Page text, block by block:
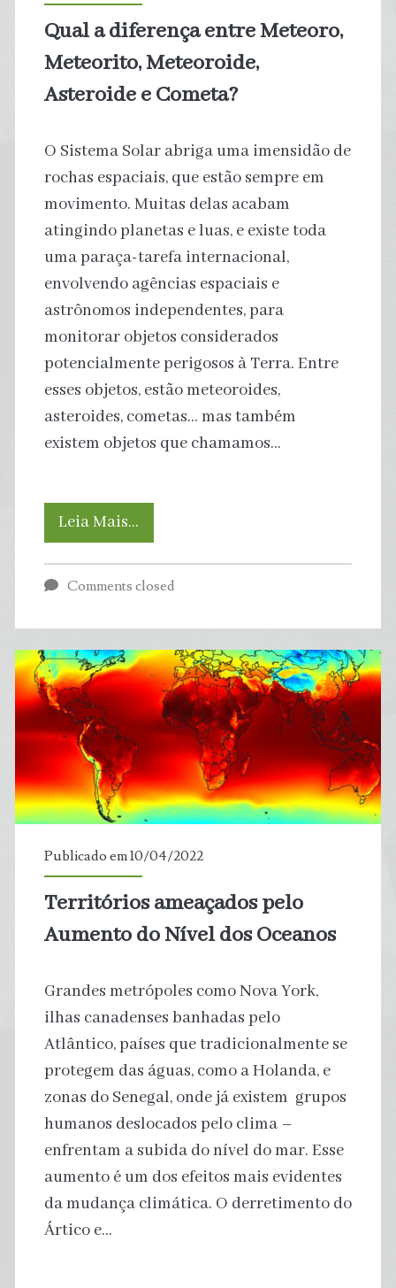
de
Qual a diferença entre Meteoro,
Meteorito, Meteoroide,
Asteroide e Cometa?
O Sistema Solar abriga uma imensidão de
rochas espaciais, que estão sempre em
movimento. Muitas delas acabam
atingindo planetas e luas, e existe toda
uma paraça-tarefa internacional,
envolvendo agências espaciais e
astrônomos independentes, para
monitorar objetos considerados
potencialmente perigosos à Terra. Entre
esses objetos, estão meteoroides,
asteroides, cometas… mas também
existem objetos que chamamos…
Leia Mais…
a
Meteoro,
Meteorito,
Meteoroide,
Asteroide
Cometa?
Comments closed
Publicado em 10/04/2022
Territórios ameaçados pelo
Aumento do Nível dos Oceanos
Grandes metrópoles como Nova York,
ilhas canadenses banhadas pelo
Atlântico, países que tradicionalmente se
protegem das águas, como a Holanda, e
zonas do Senegal, onde já existem grupos
humanos deslocados pelo clima –
enfrentam a subida do nível do mar. Esse
aumento é um dos efeitos mais evidentes
da mudança climática. O derretimento do
Ártico e…